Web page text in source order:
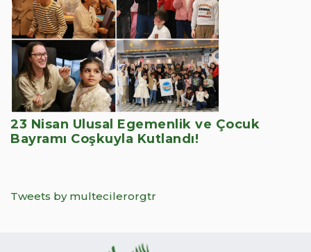
23 Nisan Ulusal Egemenlik ve Çocuk
Bayramı Coşkuyla Kutlandı!
Tweets by multecilerorgtr